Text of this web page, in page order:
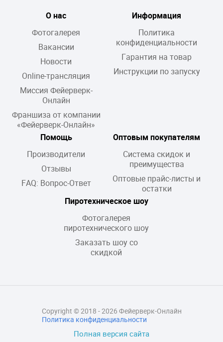
О нас
Фотогалерея
Вакансии
Новости
Online-трансляция
Миссия Фейерверк-
Онлайн
Франшиза от компании
«Фейерверк-Онлайн»
Информация
Политика
конфиденциальности
Гарантия на товар
Инструкции по запуску
Помощь
Производители
Отзывы
FAQ: Вопрос-Ответ
Оптовым покупателям
Система скидок и
преимущества
Оптовые прайс-листы и
остатки
Пиротехническое шоу
Фотогалерея
пиротехнического шоу
Заказать шоу со
скидкой
Полная версия сайта
Copyright © 2018 - 2026 Фейерверк-Онлайн
Политика конфиденциальности